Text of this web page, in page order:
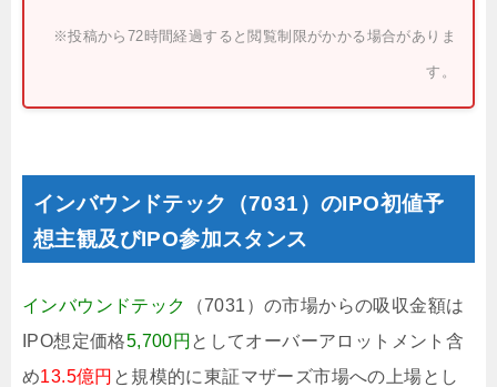
※投稿から72時間経過すると閲覧制限がかかる場合がありま
す。
インバウンドテック（7031）のIPO初値予
想主観及びIPO参加スタンス
インバウンドテック
（7031）の市場からの吸収金額は
IPO想定価格5,700円 としてオーバーアロットメント含
め13.5億円 と規模的に東証マザーズ市場への上場とし